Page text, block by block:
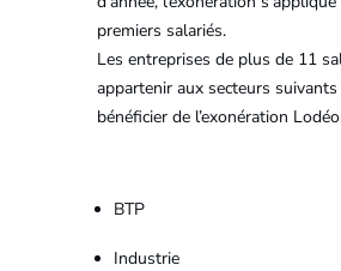
premiers salariés.
Les entreprises de plus de 11
appartenir aux secteurs
bénéficier de l’exonération
BTP
Industrie